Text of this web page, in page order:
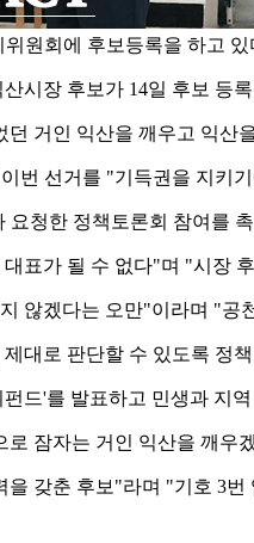
원회에 후보등록을 하고 있
시장 후보가 14일 후보 등
거인 익산을 깨우고 익
번 선거를 "기득권을 지키
청한 정책토론회 참여를
표가 될 수 없다"며 "시장
않겠다는 오만"이라며 "
대로 판단할 수 있도록 정
드'를 발표하고 민생과 지
잠자는 거인 익산을 깨
갖춘 후보"라며 "기호 3